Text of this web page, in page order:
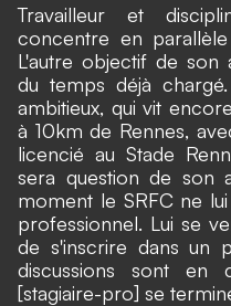
Travailleur et
concentre en
L'autre objectif de son
du temps déjà
ambitieux, qui vit
à 10km de Rennes,
licencié au Stade
sera question de son
moment le SRFC ne
professionnel. Lui se
de s'inscrire dans un
discussions sont
[stagiaire-pro] se